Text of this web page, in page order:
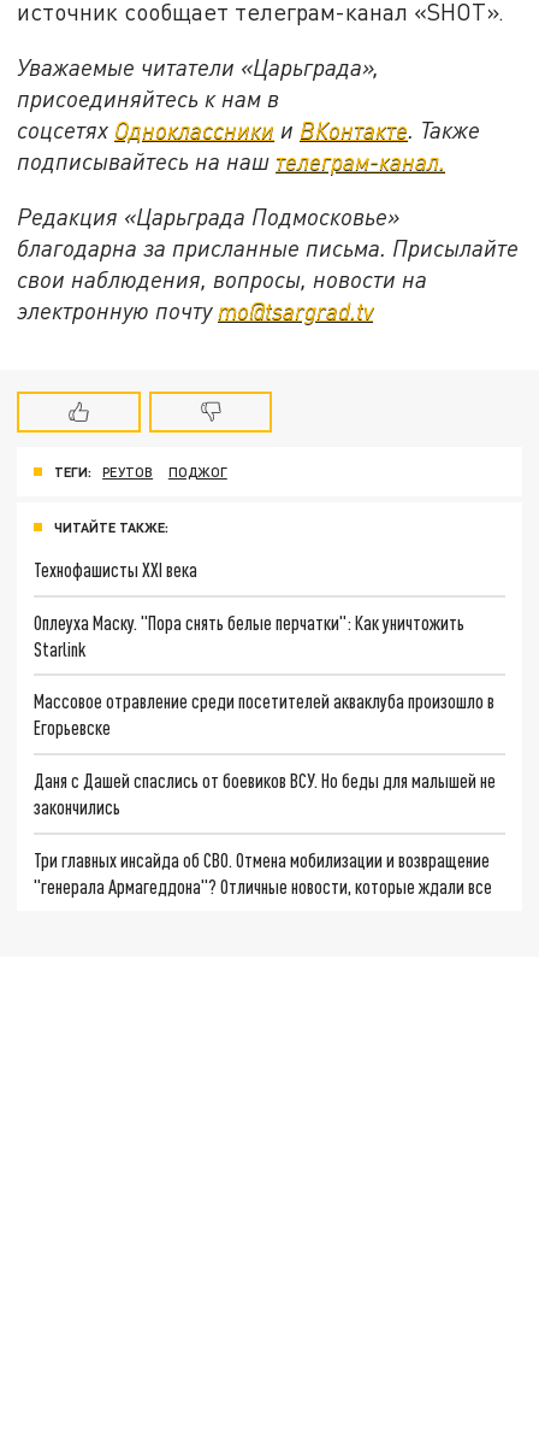
источник сообщает телеграм-канал «SHOT».
Уважаемые читатели «Царьграда»,
присоединяйтесь к нам в
соцсетях Одноклассники и ВКонтакте. Также
подписывайтесь на наш телеграм-канал.
Редакция «Царьграда Подмосковье»
благодарна за присланные письма. Присылайте
свои наблюдения, вопросы, новости на
электронную почту mo@tsargrad.tv
ТЕГИ: РЕУТОВ ПОДЖОГ
ЧИТАЙТЕ ТАКЖЕ:
Технофашисты XXI века
Оплеуха Маску. "Пора снять белые перчатки": Как уничтожить
Starlink
Массовое отравление среди посетителей акваклуба произошло в
Егорьевске
Даня с Дашей спаслись от боевиков ВСУ. Но беды для малышей не
закончились
Три главных инсайда об СВО. Отмена мобилизации и возвращение
"генерала Армагеддона"? Отличные новости, которые ждали все